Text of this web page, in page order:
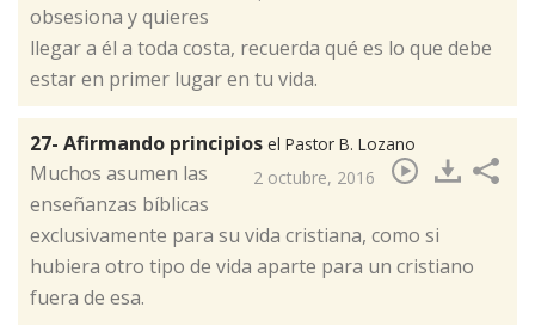
obsesiona y quieres
llegar a él a toda costa, recuerda qué es lo que debe
estar en primer lugar en tu vida.​
27- Afirmando principios el Pastor B. Lozano
2 octubre, 2016
Muchos asumen las
enseñanzas bíblicas
exclusivamente para su vida cristiana, como si
hubiera otro tipo de vida aparte para un cristiano
fuera de esa.